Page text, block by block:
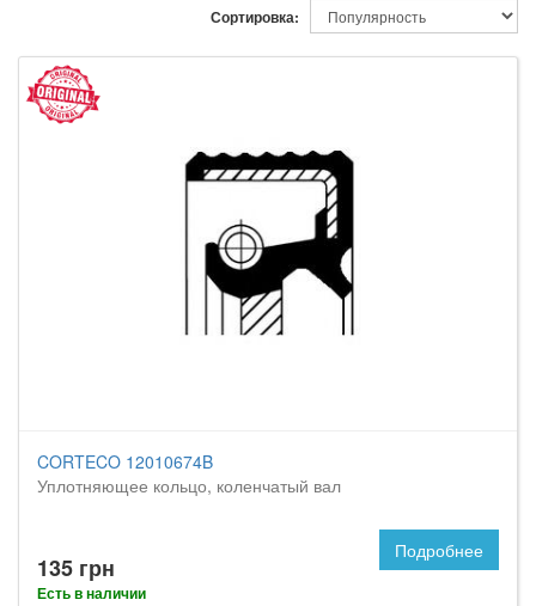
Сортировка:
CORTECO 12010674B
Уплотняющее кольцо, коленчатый вал
135 грн
Есть в наличии
Подробнее